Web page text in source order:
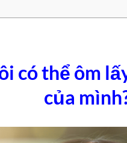
có thể ôm
của